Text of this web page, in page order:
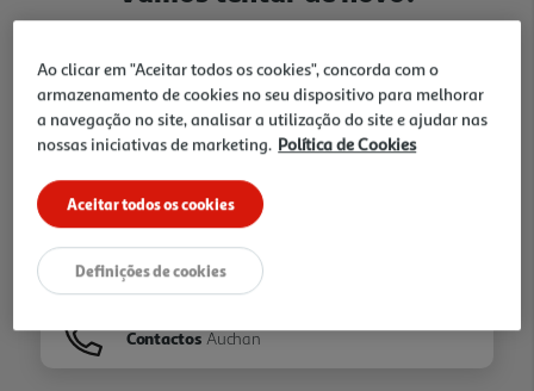
Ir para Homepage
Folhetos
Contactos Auchan
Ao clicar em "Aceitar todos os cookies", concorda com o
armazenamento de cookies no seu dispositivo para melhorar
a navegação no site, analisar a utilização do site e ajudar nas
nossas iniciativas de marketing. Política de Cookies
Aceitar todos os cookies
Definições de cookies